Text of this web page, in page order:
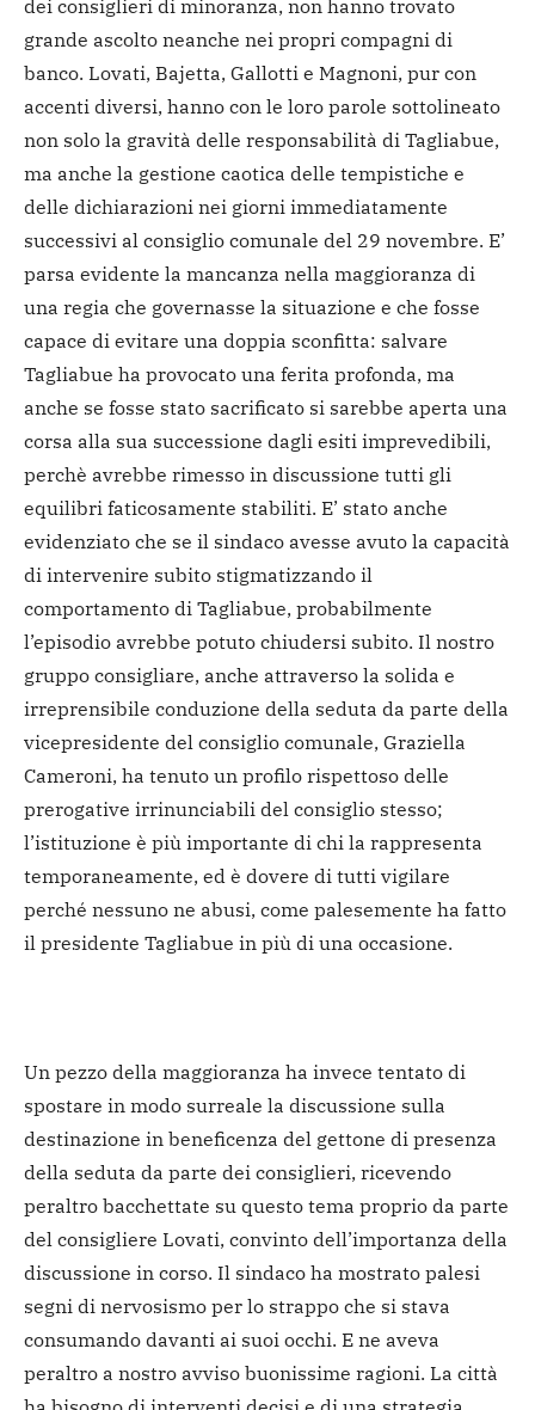
dei consiglieri di minoranza, non hanno trovato
grande ascolto neanche nei propri compagni di
banco. Lovati, Bajetta, Gallotti e Magnoni, pur con
accenti diversi, hanno con le loro parole sottolineato
non solo la gravità delle responsabilità di Tagliabue,
ma anche la gestione caotica delle tempistiche e
delle dichiarazioni nei giorni immediatamente
successivi al consiglio comunale del 29 novembre. E’
parsa evidente la mancanza nella maggioranza di
una regia che governasse la situazione e che fosse
capace di evitare una doppia sconfitta: salvare
Tagliabue ha provocato una ferita profonda, ma
anche se fosse stato sacrificato si sarebbe aperta una
corsa alla sua successione dagli esiti imprevedibili,
perchè avrebbe rimesso in discussione tutti gli
equilibri faticosamente stabiliti. E’ stato anche
evidenziato che se il sindaco avesse avuto la capacità
di intervenire subito stigmatizzando il
comportamento di Tagliabue, probabilmente
l’episodio avrebbe potuto chiudersi subito. Il nostro
gruppo consigliare, anche attraverso la solida e
irreprensibile conduzione della seduta da parte della
vicepresidente del consiglio comunale, Graziella
Cameroni, ha tenuto un profilo rispettoso delle
prerogative irrinunciabili del consiglio stesso;
l’istituzione è più importante di chi la rappresenta
temporaneamente, ed è dovere di tutti vigilare
perché nessuno ne abusi, come palesemente ha fatto
il presidente Tagliabue in più di una occasione.
Un pezzo della maggioranza ha invece tentato di
spostare in modo surreale la discussione sulla
destinazione in beneficenza del gettone di presenza
della seduta da parte dei consiglieri, ricevendo
peraltro bacchettate su questo tema proprio da parte
del consigliere Lovati, convinto dell’importanza della
discussione in corso. Il sindaco ha mostrato palesi
segni di nervosismo per lo strappo che si stava
consumando davanti ai suoi occhi. E ne aveva
peraltro a nostro avviso buonissime ragioni. La città